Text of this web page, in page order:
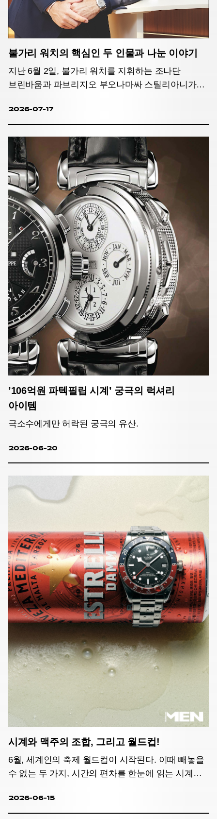
불가리 워치의 핵심인 두 인물과 나눈 이야기
지난 6월 2일, 불가리 워치를 지휘하는 조나단
브린바움과 파브리지오 부오나마싸 스틸리아니가
세계를 바라보는 두 인물의 시선이 교차하는
지점에서 맞닿은 불가리 워치의 세계, 그리고 새롭게
진화한 옥토 피니씨모 37mm에 관한 이야기를
나눴다.
2026-07-17
’106억원 파텍필립 시계’ 궁극의 럭셔리
아이템
극소수에게만 허락된 궁극의 유산.
2026-06-20
시계와 맥주의 조합, 그리고 월드컵!
6월, 세계인의 축제 월드컵이 시작된다. 이때 빼놓을
수 없는 두 가지, 시간의 편차를 한눈에 읽는 시계와
2026-06-15